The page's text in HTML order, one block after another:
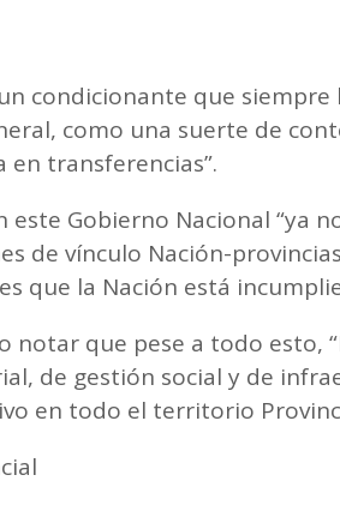
condicionante que siempre
como una suerte de
transferencias”.
este Gobierno Nacional “ya
de vínculo Nación-
que la Nación está
notar que pese a todo esto,
de gestión social y de
en todo el territorio